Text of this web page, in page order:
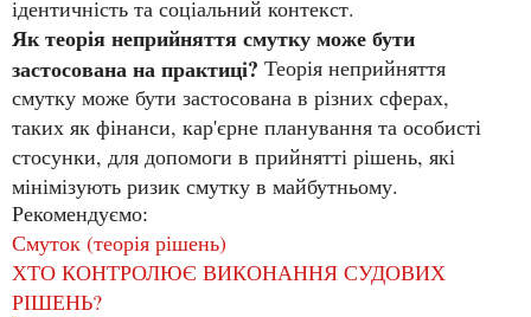
ідентичність та соціальний контекст.
Як теорія неприйняття смутку може бути
застосована на практиці? Теорія неприйняття
смутку може бути застосована в різних сферах,
таких як фінанси, кар'єрне планування та особисті
стосунки, для допомоги в прийнятті рішень, які
мінімізують ризик смутку в майбутньому.
Рекомендуємо:
Смуток (теорія рішень)
ХТО КОНТРОЛЮЄ ВИКОНАННЯ СУДОВИХ
РІШЕНЬ?